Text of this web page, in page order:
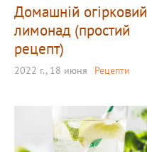
Домашній огірковий
лимонад (простий
рецепт)
2022 г., 18 июня Рецепти